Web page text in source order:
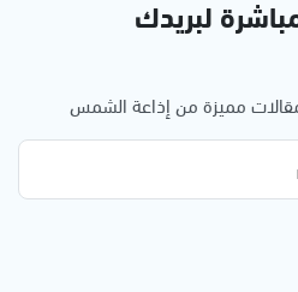
لبريدك
مميزة من إذاعة الشمس